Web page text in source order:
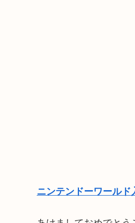
ニンテンドーワール